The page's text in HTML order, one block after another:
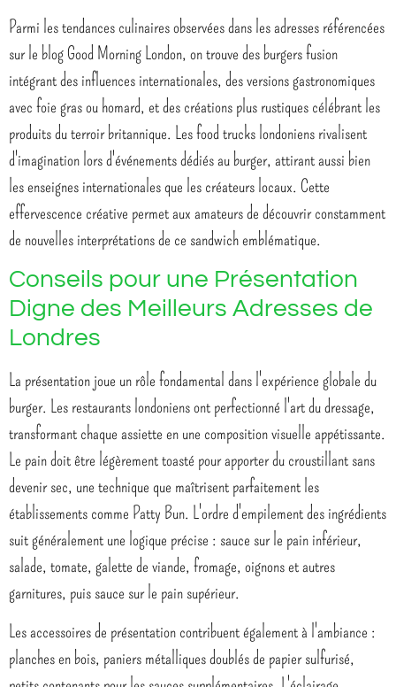
Parmi les tendances culinaires observées dans les adresses référencées
sur le blog Good Morning London, on trouve des burgers fusion
intégrant des influences internationales, des versions gastronomiques
avec foie gras ou homard, et des créations plus rustiques célébrant les
produits du terroir britannique. Les food trucks londoniens rivalisent
d'imagination lors d'événements dédiés au burger, attirant aussi bien
les enseignes internationales que les créateurs locaux. Cette
effervescence créative permet aux amateurs de découvrir constamment
de nouvelles interprétations de ce sandwich emblématique.
Conseils pour une Présentation
Digne des Meilleurs Adresses de
Londres
La présentation joue un rôle fondamental dans l'expérience globale du
burger. Les restaurants londoniens ont perfectionné l'art du dressage,
transformant chaque assiette en une composition visuelle appétissante.
Le pain doit être légèrement toasté pour apporter du croustillant sans
devenir sec, une technique que maîtrisent parfaitement les
établissements comme Patty Bun. L'ordre d'empilement des ingrédients
suit généralement une logique précise : sauce sur le pain inférieur,
salade, tomate, galette de viande, fromage, oignons et autres
garnitures, puis sauce sur le pain supérieur.
Les accessoires de présentation contribuent également à l'ambiance :
planches en bois, paniers métalliques doublés de papier sulfurisé,